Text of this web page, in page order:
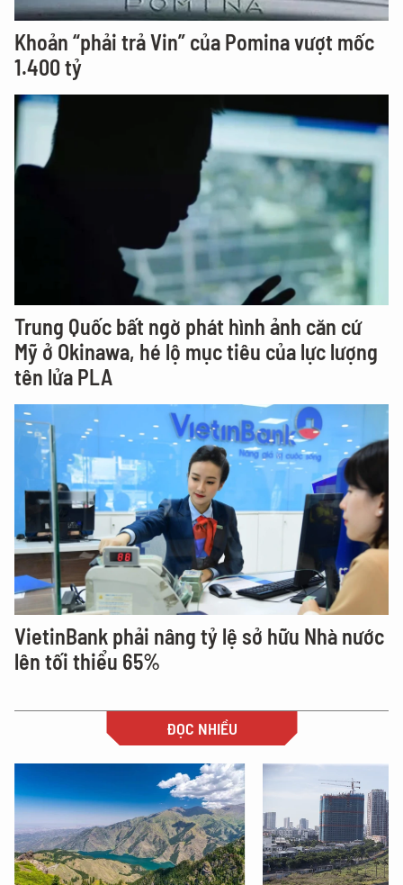
Khoản “phải trả Vin” của Pomina vượt mốc
1.400 tỷ
Trung Quốc bất ngờ phát hình ảnh căn cứ
Mỹ ở Okinawa, hé lộ mục tiêu của lực lượng
tên lửa PLA
VietinBank phải nâng tỷ lệ sở hữu Nhà nước
lên tối thiểu 65%
ĐỌC NHIỀU